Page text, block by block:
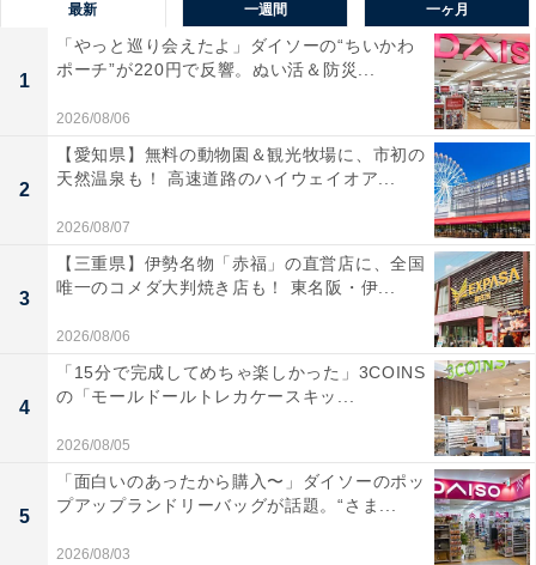
最新 一週間 一ヶ月
1
「やっと巡り会えたよ」ダイソーの“ちいかわ
ポーチ”が220円で反響。ぬい活＆防災...
2026/08/06
2
【愛知県】無料の動物園＆観光牧場に、市初の
天然温泉も！ 高速道路のハイウェイオア...
2026/08/07
3
【三重県】伊勢名物「赤福」の直営店に、全国
唯一のコメダ大判焼き店も！ 東名阪・伊...
2026/08/06
4
「15分で完成してめちゃ楽しかった」3COINS
の「モールドールトレカケースキッ...
2026/08/05
5
「面白いのあったから購入〜」ダイソーのポッ
プアップランドリーバッグが話題。“さま...
2026/08/03